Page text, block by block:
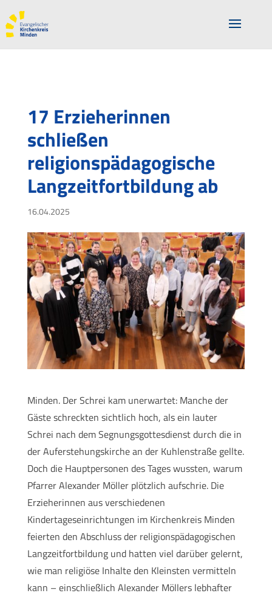
17 Erzieherinnen
schließen
religionspädagogische
Langzeitfortbildung ab
16.04.2025
Minden. Der Schrei kam unerwartet: Manche der
Gäste schreckten sichtlich hoch, als ein lauter
Schrei nach dem Segnungsgottesdienst durch die in
der Auferstehungskirche an der Kuhlenstraße gellte.
Doch die Hauptpersonen des Tages wussten, warum
Pfarrer Alexander Möller plötzlich aufschrie. Die
Erzieherinnen aus verschiedenen
Kindertageseinrichtungen im Kirchenkreis Minden
feierten den Abschluss der religionspädagogischen
Langzeitfortbildung und hatten viel darüber gelernt,
wie man religiöse Inhalte den Kleinsten vermitteln
kann – einschließlich Alexander Möllers lebhafter